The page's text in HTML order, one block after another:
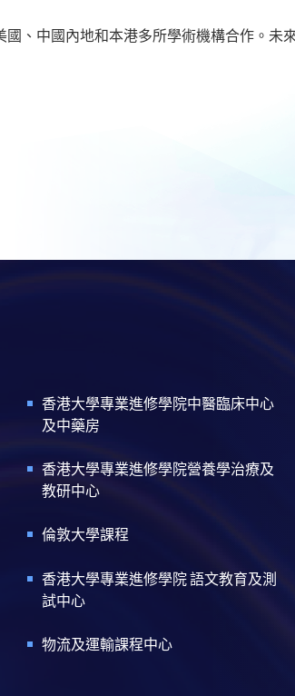
、中國內地和本港多所學術機構合作。
香港大學專業進修學院中醫臨床中心
及中藥房
香港大學專業進修學院營養學治療及
教研中心
倫敦大學課程
香港大學專業進修學院 語文教育及測
試中心
物流及運輸課程中心